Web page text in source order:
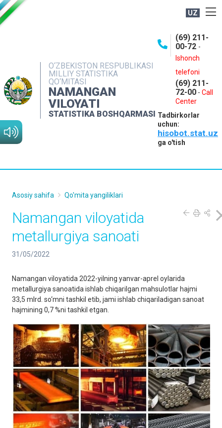
UZ
O‘ZBEKISTON RESPUBLIKASI
MILLIY STATISTIKA
QO‘MITASI
NAMANGAN
VILOYATI
STATISTIKA BOSHQARMASI
(69) 211-
00-72 -
Ishonch
telefoni
(69) 211-
72-00 - Call
Center
Tadbirkorlar
uchun:
hisobot.stat.uz
ga o'tish
NASHRLAR
INTERAKTIV XIZMATLAR
MATBUOT XIZMATI
MUROJAATLAR
Asosiy sahifa Qo'mita yangiliklari
Namangan viloyatida
metallurgiya sanoati
31/05/2022
Namangan viloyatida 2022-yilning yanvar-aprel oylarida
metallurgiya sanoatida ishlab chiqarilgan mahsulotlar hajmi
33,5 mlrd. so‘mni tashkil etib, jami ishlab chiqariladigan sanoat
hajmining 0,7 %ni tashkil etgan.